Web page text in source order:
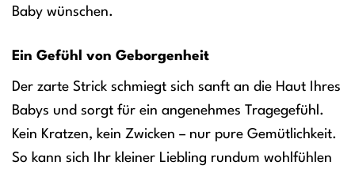
Baby wünschen.
Ein Gefühl von Geborgenheit
Der zarte Strick schmiegt sich sanft an die Haut Ihres
Babys und sorgt für ein angenehmes Tragegefühl.
Kein Kratzen, kein Zwicken – nur pure Gemütlichkeit.
So kann sich Ihr kleiner Liebling rundum wohlfühlen